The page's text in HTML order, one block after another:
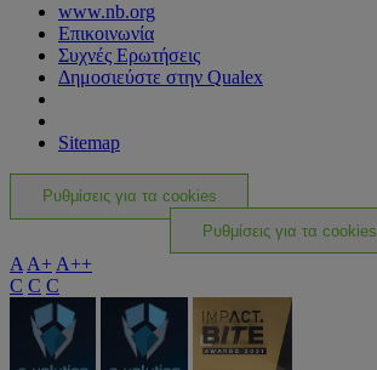
www.nb.org
Επικοινωνία
Συχνές Ερωτήσεις
Δημοσιεύστε στην Qualex
Sitemap
Ρυθμίσεις για τα cookies
Ρυθμίσεις για τα cookies
A A+ A++
C C C